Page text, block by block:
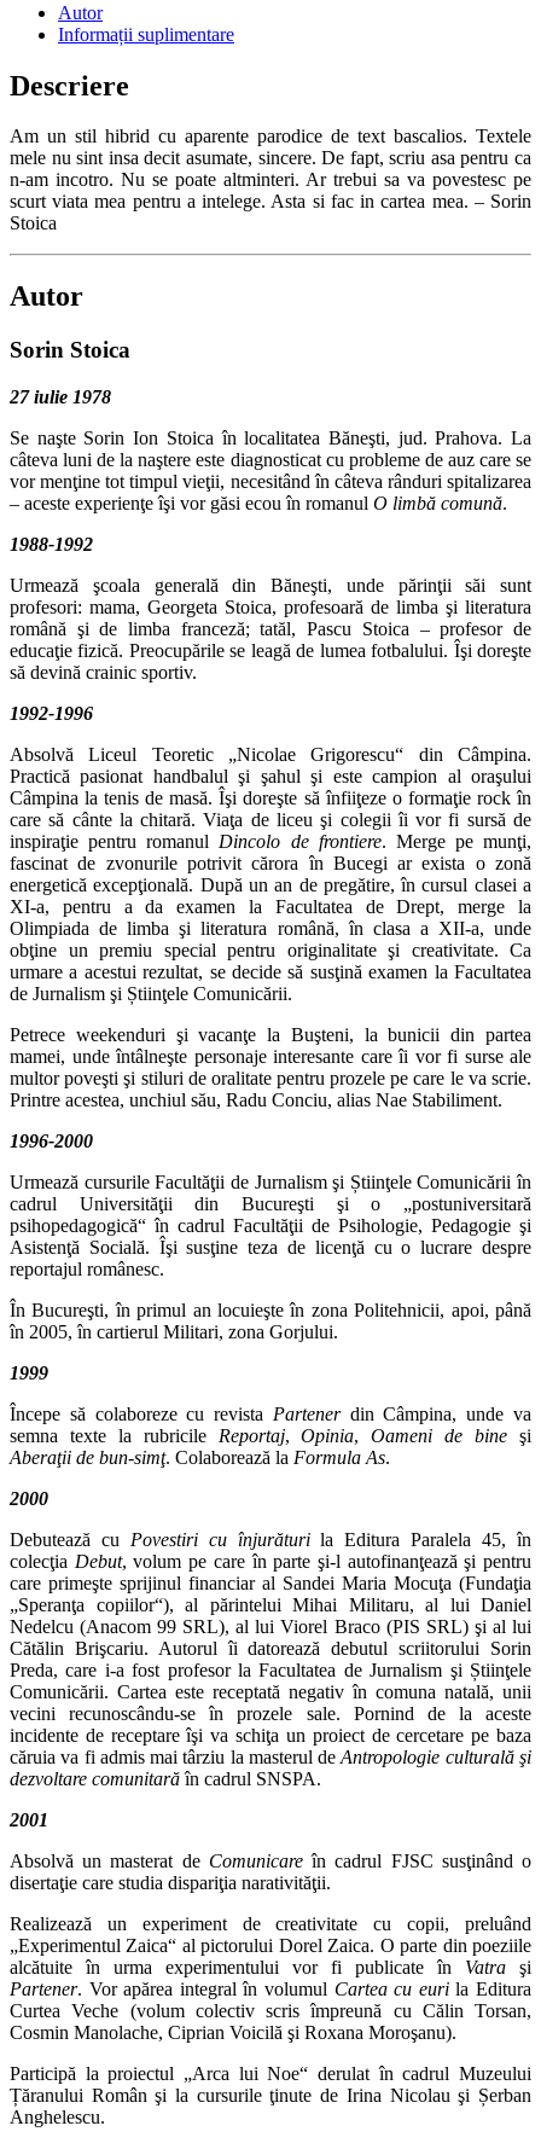
Autor
Informații suplimentare
Descriere
Am un stil hibrid cu aparente parodice de text bascalios. Textele
mele nu sint insa decit asumate, sincere. De fapt, scriu asa pentru ca
n-am incotro. Nu se poate altminteri. Ar trebui sa va povestesc pe
scurt viata mea pentru a intelege. Asta si fac in cartea mea. – Sorin
Stoica
Autor
Sorin Stoica
27 iulie 1978
Se naşte Sorin Ion Stoica în localitatea Băneşti, jud. Prahova. La
câteva luni de la naştere este diagnosticat cu probleme de auz care se
vor menţine tot timpul vieţii, necesitând în câteva rânduri spitalizarea
– aceste experienţe îşi vor găsi ecou în romanul O limbă comună.
1988‑1992
Urmează şcoala generală din Băneşti, unde părinţii săi sunt
profesori: mama, Georgeta Stoica, profesoară de limba şi literatura
română şi de limba franceză; tatăl, Pascu Stoica – profesor de
educaţie fizică. Preocupările se leagă de lumea fotbalului. Îşi doreşte
să devină crainic sportiv.
1992‑1996
Absolvă Liceul Teoretic „Nicolae Grigorescu“ din Câmpina.
Practică pasio­nat handbalul şi şahul şi este campion al oraşului
Câmpina la tenis de masă. Îşi doreşte să înfiiţeze o formaţie rock în
care să cânte la chitară. Viaţa de liceu şi colegii îi vor fi sursă de
inspiraţie pentru romanul Dincolo de frontiere. Merge pe munţi,
fascinat de zvonurile potrivit cărora în Bucegi ar exista o zonă
energetică excepţională. După un an de pregătire, în cursul clasei a
XI‑a, pentru a da exa­men la Facultatea de Drept, merge la
Olimpiada de limba şi literatura română, în clasa a XII‑a, unde
obţine un premiu special pentru originalitate şi creativi­tate. Ca
urmare a acestui rezultat, se decide să susţină examen la Facultatea
de Jurnalism şi Știinţele Comunicării.
Petrece weekenduri şi vacanţe la Buşteni, la bunicii din partea
mamei, unde întâlneşte personaje interesante care îi vor fi surse ale
multor poveşti şi stiluri de oralitate pentru prozele pe care le va scrie.
Printre acestea, unchiul său, Radu Conciu, alias Nae Stabiliment.
1996‑2000
Urmează cursurile Facultăţii de Jurnalism şi Știinţele Comunicării în
cadrul Universităţii din Bucureşti şi o „postuniversitară
psihopedagogică“ în cadrul Facultăţii de Psihologie, Pedagogie şi
Asistenţă Socială. Îşi susţine teza de licenţă cu o lucrare despre
reportajul românesc.
În Bucureşti, în primul an locuieşte în zona Politehnicii, apoi, până
în 2005, în cartierul Militari, zona Gorjului.
1999
Începe să colaboreze cu revista Partener din Câmpina, unde va
semna texte la rubricile Reportaj,Opinia,Oameni de bineşi
Aberaţii de bun‑simţ. Colaborează la Formula As.
2000
Debutează cu Povestiri cu înjurăturila Editura Paralela 45, în
colecţia Debut, volum pe care în parte şi‑l autofinanţează şi pentru
care primeşte sprijinul financiar al Sandei Maria Mocuţa (Fundaţia
„Speranţa copiilor“), al părintelui Mihai Militaru, al lui Daniel
Nedelcu (Anacom 99 SRL), al lui Viorel Braco (PIS SRL) şi al lui
Cătălin Brişcariu. Autorul îi datorează debutul scriitorului Sorin
Preda, care i‑a fost profesor la Facultatea de Jurnalism şi Știinţele
Comunicării. Cartea este receptată negativ în comuna natală, unii
vecini recunoscându‑se în prozele sale. Pornind de la aceste
incidente de receptare îşi va schiţa un proiect de cercetare pe baza
căruia va fi admis mai târziu la masterul deAntropologie culturală şi
dezvoltare comunitarăîn cadrul SNSPA.
2001
Absolvă un masterat de Comunicareîn cadrul FJSC susţinând o
disertaţie care studia dispariţia narativităţii.
Realizează un experiment de creativitate cu copii, preluând
„Experimentul Zaica“ al pictorului Dorel Zaica. O parte din poeziile
alcătuite în urma experi­mentului vor fi publicate în Vatra şi
Partener. Vor apărea integral în volumul Cartea cu eurila Editura
Curtea Veche (volum colectiv scris împreună cu Călin Torsan,
Cosmin Manolache, Ciprian Voicilă şi Roxana Moroşanu).
Participă la proiectul „Arca lui Noe“ derulat în cadrul Muzeului
Țăranului Român şi la cursurile ţinute de Irina Nicolau şi Șerban
Anghelescu.